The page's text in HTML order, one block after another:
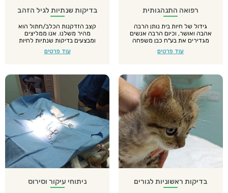
רפואה התנהגותית
גידול של חיות בית נותן הרבה
אהבה ואושר, וכיום הרבה אנשים
מגדירים את בע"ח כבן משפחה
התנהגות הפוגעות בקשר בין אדם
חיים אלו לעיתים מוצאים את
עצמם חסרי בית בעמותות,
ועלולים להגיע למצב של המתה.
עוד פרטים
בדיקות שנתיות לגיל הזהב
קצב הזדקנות הכלב/חתול הוא
מהיר משלנו. אנו ממליצים
ומבצעים בדיקות שנתיות לחיות
מונעת להארכת ושיפור חייהן.
עוד פרטים
בדיקות ראשוניות לגורים ניתוחי עיקור וסירוס